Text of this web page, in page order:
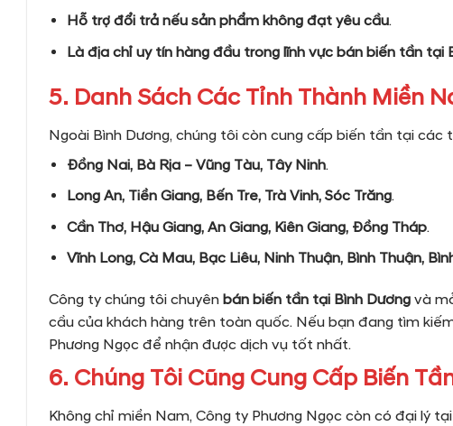
Hỗ trợ đổi trả nếu sản phẩm không đạt yêu cầu.
Là địa chỉ uy tín hàng đầu trong lĩnh vực bán biến tần tại
5. Danh Sách Các Tỉnh Thành Miền
Ngoài Bình Dương, chúng tôi còn cung cấp biến tần tại các
Đồng Nai, Bà Rịa – Vũng Tàu, Tây Ninh.
Long An, Tiền Giang, Bến Tre, Trà Vinh, Sóc Trăng.
Cần Thơ, Hậu Giang, An Giang, Kiên Giang, Đồng Tháp.
Vĩnh Long, Cà Mau, Bạc Liêu, Ninh Thuận, Bình Thuận,
Công ty chúng tôi chuyên bán biến tần tại Bình Dương và
cầu của khách hàng trên toàn quốc. Nếu bạn đang tìm
Phương Ngọc để nhận được dịch vụ tốt nhất.
6. Chúng Tôi Cũng Cung Cấp Biến
Không chỉ miền Nam, Công ty Phương Ngọc còn có đại lý